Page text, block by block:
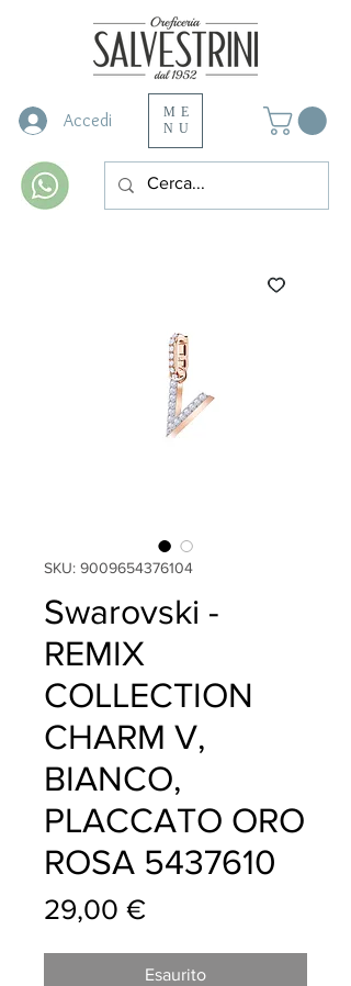
Accedi
ME
NU
SKU: 9009654376104
Swarovski -
REMIX
COLLECTION
CHARM V,
BIANCO,
PLACCATO ORO
ROSA 5437610
29,00 €Prezzo
Esaurito